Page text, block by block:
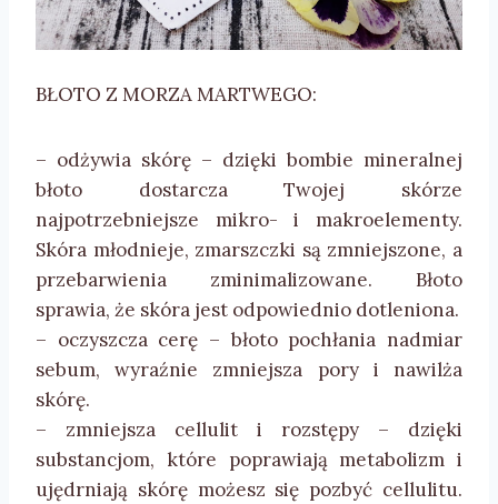
BŁOTO Z MORZA MARTWEGO:
– odżywia skórę – dzięki bombie mineralnej
błoto dostarcza Twojej skórze
najpotrzebniejsze mikro- i makroelementy.
Skóra młodnieje, zmarszczki są zmniejszone, a
przebarwienia zminimalizowane. Błoto
sprawia, że skóra jest odpowiednio dotleniona.
– oczyszcza cerę – błoto pochłania nadmiar
sebum, wyraźnie zmniejsza pory i nawilża
skórę.
– zmniejsza cellulit i rozstępy – dzięki
substancjom, które poprawiają metabolizm i
ujędrniają skórę możesz się pozbyć cellulitu.